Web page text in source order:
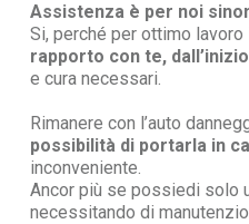
Assistenza è per noi
Si, perché per ottimo lavoro
rapporto con te,
e cura necessari.
Rimanere con l’auto
possibilità di portarla in
inconveniente.
Ancor più se possiedi solo
necessitando di